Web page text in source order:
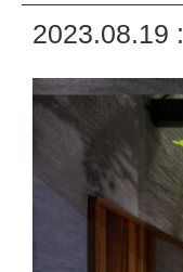
2023.08.19 :